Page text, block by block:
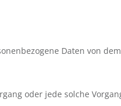
Daten von
oder jede solche